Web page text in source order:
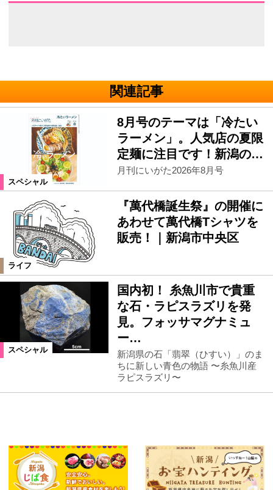
関連記事
スペシャル
8月号のテーマは「冷たい
ラーメン」。人気店の夏限
定麺に注目です！新潟の…
月刊にいがた2026年8月号
ライフ
『萬代橋誕生祭』の開催に
あわせて萬代橋Tシャツを
販売！｜新潟市中央区
スペシャル
国内初！ 糸魚川市で貴重
な石・ラピスラズリを発
見。フォッサマグナミュ
ー…
新潟県の石「翡翠（ひすい）」のま
ちに新しい青色の物語 〜糸魚川産
ラピスラズリ〜